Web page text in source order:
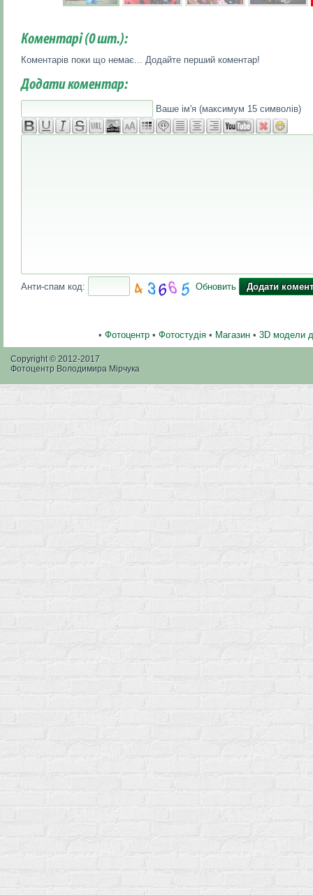
Коментарі (0шт.):
Коментарів поки що немає... Додайте перший коментар!
Додати коментар:
Ваше ім'я (максимум 15 символів)
Анти-спам код: Обновить
• Фотоцентр• Фотостудія• Магазин• 3D модели
Copyright © 2012-2017
Фотоцентр Володимира Мірчука